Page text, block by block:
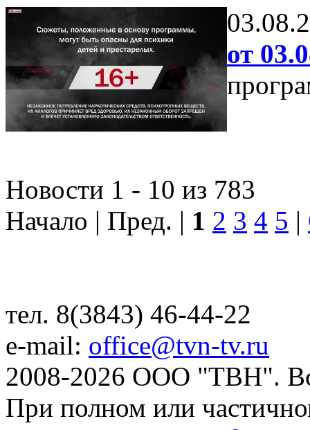
от
Новости 1 - 10 из 783
Начало | Пред. | 1 2 3 4 5 |
тел. 8(3843) 46-44-22
e-mail: office@tvn-tv.ru
2008-2026 ООО "ТВН".
При полном или